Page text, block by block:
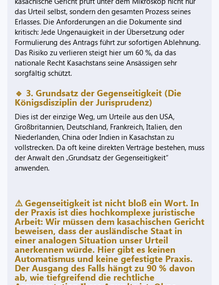
das Urteil selbst, sondern den gesamten Prozess seines
Erlasses. Die Anforderungen an die Dokumente sind
kritisch: Jede Ungenauigkeit in der Übersetzung oder
Formulierung des Antrags führt zur sofortigen Ablehnung.
Das Risiko zu verlieren steigt hier um 60 %, da das
nationale Recht Kasachstans seine Ansässigen sehr
sorgfältig schützt.
🔹 3. Grundsatz der Gegenseitigkeit (Die
Königsdisziplin der Jurisprudenz)
Dies ist der einzige Weg, um Urteile aus den USA,
Großbritannien, Deutschland, Frankreich, Italien, den
Niederlanden, China oder Indien in Kasachstan zu
vollstrecken. Da oft keine direkten Verträge bestehen, muss
der Anwalt den „Grundsatz der Gegenseitigkeit“
anwenden.
⚠️ Gegenseitigkeit ist nicht bloß ein Wort. In
der Praxis ist dies hochkomplexe juristische
Arbeit: Wir müssen dem kasachischen Gericht
beweisen, dass der ausländische Staat in
einer analogen Situation unser Urteil
anerkennen würde. Hier gibt es keinen
Automatismus und keine gefestigte Praxis.
Der Ausgang des Falls hängt zu 90 % davon
ab, wie tiefgreifend die rechtliche